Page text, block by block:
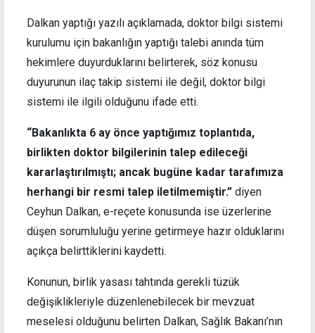
Dalkan yaptığı yazılı açıklamada, doktor bilgi sistemi
kurulumu için bakanlığın yaptığı talebi anında tüm
hekimlere duyurduklarını belirterek, söz konusu
duyurunun ilaç takip sistemi ile değil, doktor bilgi
sistemi ile ilgili olduğunu ifade etti.
“Bakanlıkta 6 ay önce yaptığımız toplantıda,
birlikten doktor bilgilerinin talep edileceği
kararlaştırılmıştı; ancak bugüne kadar tarafımıza
herhangi bir resmi talep iletilmemiştir.” diyen
Ceyhun Dalkan, e-reçete konusunda ise üzerlerine
düşen sorumluluğu yerine getirmeye hazır olduklarını
açıkça belirttiklerini kaydetti.
Konunun, birlik yasası tahtında gerekli tüzük
değişiklikleriyle düzenlenebilecek bir mevzuat
meselesi olduğunu belirten Dalkan, Sağlık Bakanı’nın